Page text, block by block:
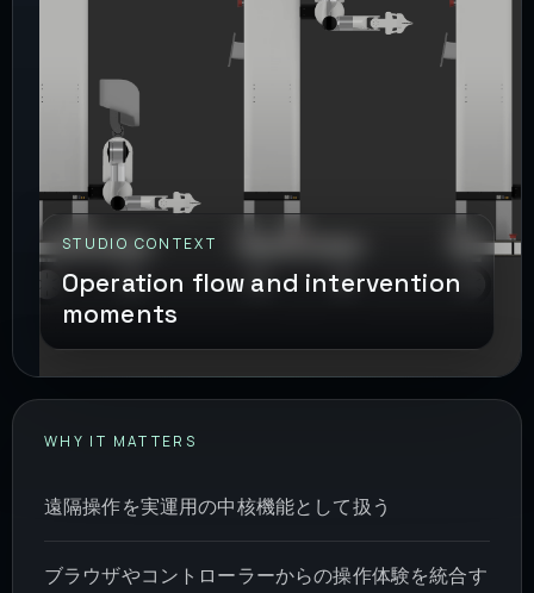
STUDIO CONTEXT
Operation flow and intervention
moments
WHY IT MATTERS
遠隔操作を実運用の中核機能として扱う
ブラウザやコントローラーからの操作体験を統合す